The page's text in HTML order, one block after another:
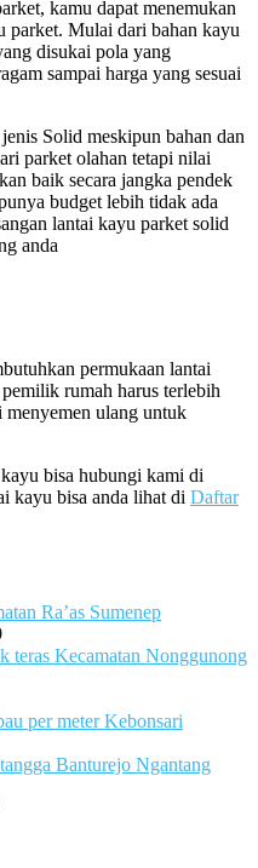
kamu dapat menemukan
parket. Mulai dari bahan kayu
disukai pola yang
sampai harga yang sesuai
Solid meskipun bahan dan
parket olahan tetapi nilai
baik secara jangka pendek
budget lebih tidak ada
lantai kayu parket solid
anda
permukaan lantai
rumah harus terlebih
menyemen ulang untuk
bisa hubungi kami di
kayu bisa anda lihat di Daftar
Ra’as Sumenep
teras Kecamatan Nonggunong
per meter Kebonsari
Banturejo Ngantang